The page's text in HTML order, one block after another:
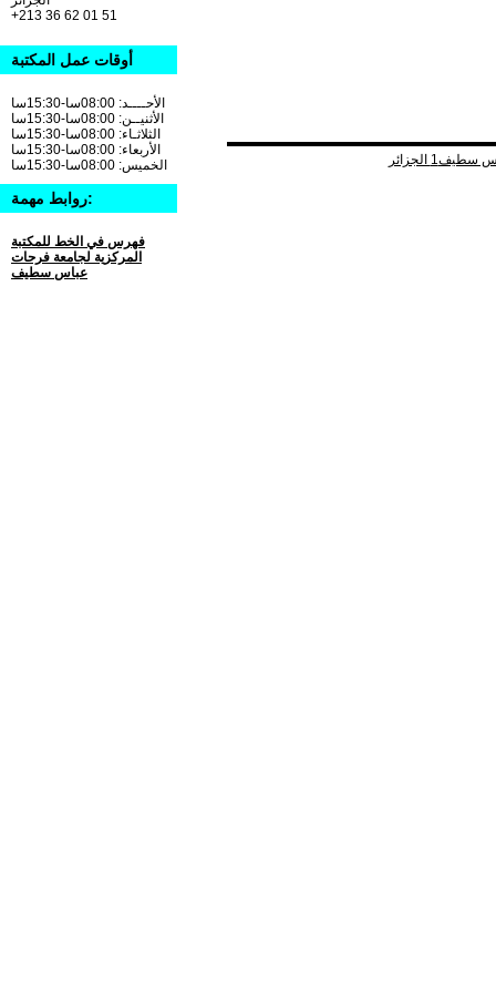
+213 36 62 01 51
أوقات عمل المكتبة
الأحــــد: 08:00سا-15:30سا
الأثنيــن: 08:00سا-15:30سا
الثلاثـاء: 08:00سا-15:30سا
الأربعاء: 08:00سا-15:30سا
الخميس: 08:00سا-15:30سا
روابط مهمة:
فهرس في الخط للمكتبة
المركزية لجامعة فرحات
عباس سطيف